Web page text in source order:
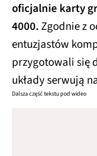
oficjalnie karty
4000.Zgodnie z
entuzjastów
przygotowali się
układy serwują
Dalsza część tekstu pod wideo